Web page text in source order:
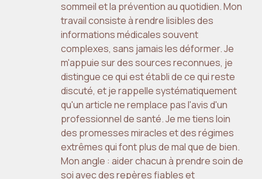
sommeil et la prévention au quotidien. Mon
travail consiste à rendre lisibles des
informations médicales souvent
complexes, sans jamais les déformer. Je
m'appuie sur des sources reconnues, je
distingue ce qui est établi de ce qui reste
discuté, et je rappelle systématiquement
qu'un article ne remplace pas l'avis d'un
professionnel de santé. Je me tiens loin
des promesses miracles et des régimes
extrêmes qui font plus de mal que de bien.
Mon angle : aider chacun à prendre soin de
soi avec des repères fiables et